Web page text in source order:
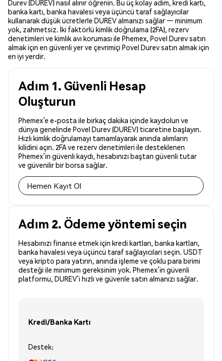
Durev (DUREV) nasıl alınır öğrenin. Bu üç kolay adım, kredi kartı,
banka kartı, banka havalesi veya üçüncü taraf sağlayıcılar
kullanarak düşük ücretlerle DUREV almanızı sağlar — minimum
yok, zahmetsiz. İki faktörlü kimlik doğrulama (2FA), rezerv
denetimleri ve kimlik avı koruması ile Phemex, Povel Durev satın
almak için en güvenli yer ve çevrimiçi Povel Durev satın almak için
en iyi yerdir.
Adım 1. Güvenli Hesap
Oluşturun
Phemex’e e-posta ile birkaç dakika içinde kaydolun ve
dünya genelinde Povel Durev (DUREV) ticaretine başlayın.
Hızlı kimlik doğrulamayı tamamlayarak anında alımların
kilidini açın. 2FA ve rezerv denetimleri ile desteklenen
Phemex’in güvenli kaydı, hesabınızı baştan güvenli tutar
ve güvenilir bir borsa sağlar.
Hemen Kayıt Ol
Adım 2. Ödeme yöntemi seçin
Hesabınızı finanse etmek için kredi kartları, banka kartları,
banka havalesi veya üçüncü taraf sağlayıcıları seçin. USDT
veya kripto para yatırın, anında işleme ve çoklu para birimi
desteği ile minimum gereksinim yok. Phemex’in güvenli
platformu, DUREV’i hızlı ve güvenle satın almanızı sağlar.
Kredi/Banka Kartı
Destek: